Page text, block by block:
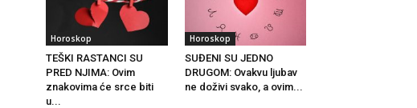
Horoskop
TEŠKI RASTANCI SU
PRED NJIMA: Ovim
znakovima će srce biti
u...
Horoskop
SUĐENI SU JEDNO
DRUGOM: Ovakvu ljubav
ne doživi svako, a ovim...